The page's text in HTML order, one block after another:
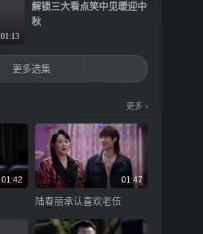
01:13
解锁三大看点笑中见暖迎中
秋
更多选集
更多 ›
01:42 01:47
陆春丽承认喜欢老伍